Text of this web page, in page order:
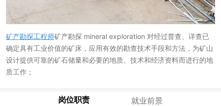
矿产勘探工程师矿产勘探 mineral exploration 对经过普查、详查已
确定具有工业价值的矿床，应用有效的勘查技术手段和方法，为矿山
设计提供可靠的矿石储量和必要的地质、技术和经济资料而进行的地
质工作；
岗位职责 就业前景